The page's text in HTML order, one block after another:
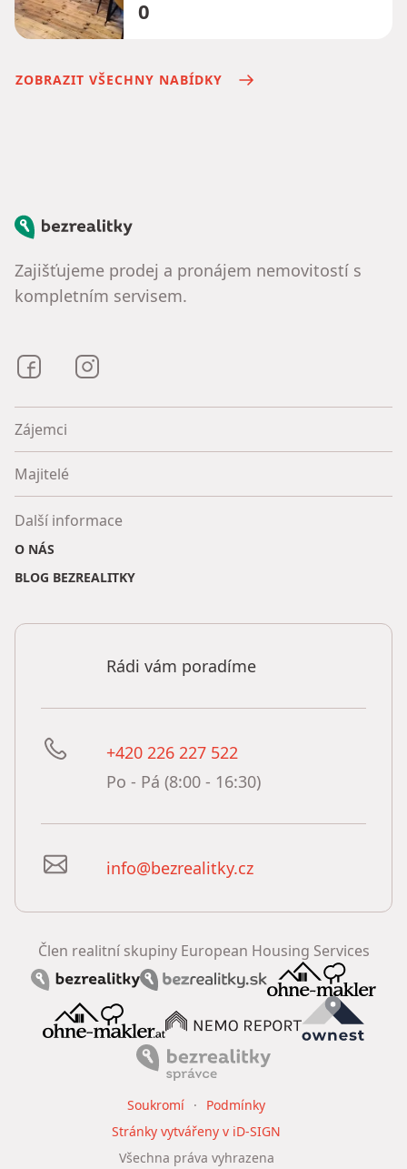
0
ZOBRAZIT VŠECHNY NABÍDKY
Bezrealitky
Zajišťujeme prodej a pronájem nemovitostí s
kompletním servisem.
Bezrealitky na Facebooku
Zájemci
Majitelé
Další informace
O NÁS
BLOG BEZREALITKY
Rádi vám poradíme
+420 226 227 522
Po - Pá (8:00 - 16:30)
info@bezrealitky.cz
Člen realitní skupiny European Housing Services
Všechna práva vyhrazena
Soukromí
Podmínky
Stránky vytvářeny v iD-SIGN